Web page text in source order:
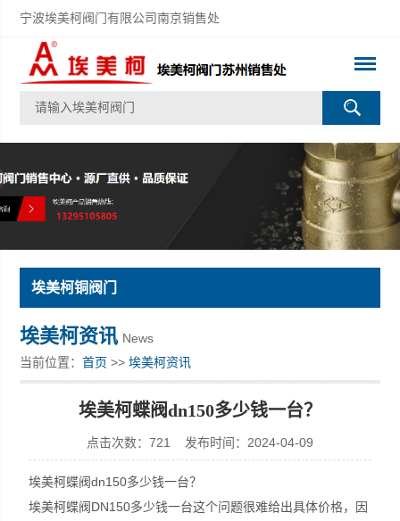
宁波埃美柯阀门有限公司南京销售处
埃美柯铜阀门
埃美柯资讯 News
当前位置：首页 >>埃美柯资讯
埃美柯蝶阀dn150多少钱一台？
点击次数：721 发布时间：2024-04-09
埃美柯蝶阀dn150多少钱一台？
埃美柯蝶阀DN150多少钱一台这个问题很难给出具体价格，因